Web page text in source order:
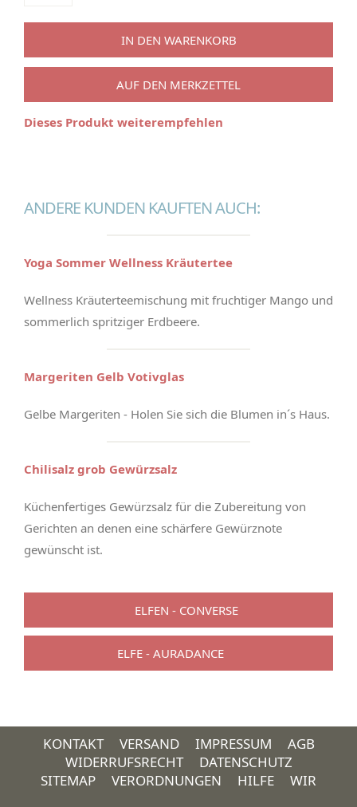
IN DEN WARENKORB
AUF DEN MERKZETTEL
Dieses Produkt weiterempfehlen
ANDERE KUNDEN KAUFTEN AUCH:
Yoga Sommer Wellness Kräutertee
Wellness Kräuterteemischung mit fruchtiger Mango und
sommerlich spritziger Erdbeere.
Margeriten Gelb Votivglas
Gelbe Margeriten - Holen Sie sich die Blumen in´s Haus.
Chilisalz grob Gewürzsalz
Küchenfertiges Gewürzsalz für die Zubereitung von
Gerichten an denen eine schärfere Gewürznote
gewünscht ist.
ELFEN - CONVERSE
ELFE - AURADANCE
KONTAKT VERSAND IMPRESSUM
AGB
WIDERRUFSRECHT
DATENSCHUTZ
SITEMAP
VERORDNUNGEN HILFE WIR